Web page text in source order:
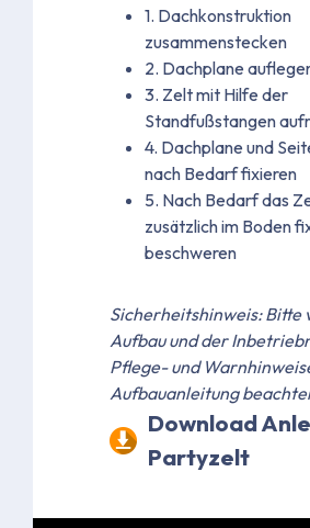
1. Dachkonstruktion
zusammenstecken
2. Dachplane
3. Zelt mit Hilfe der
Standfußstangen
4. Dachplane und
nach Bedarf fixieren
5. Nach Bedarf das
zusätzlich im Boden
beschweren
Sicherheitshinweis: Bitte
Aufbau und der
Pflege- und
Aufbauanleitung
Download
Partyzelt